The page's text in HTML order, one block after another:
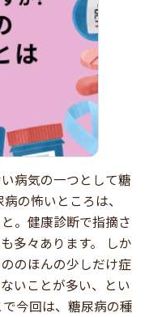
病気の一つとして糖
の怖いところは、
。健康診断で指摘さ
多々あります。 しか
のほんの少しだけ症
いことが多い、とい
今回は、糖尿病の種